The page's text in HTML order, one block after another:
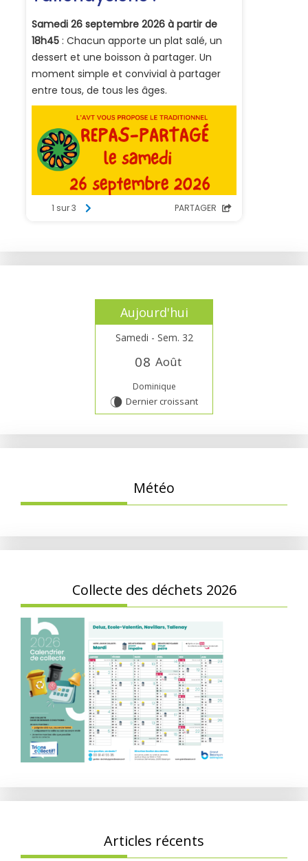
Aujourd'hui
Samedi - Sem. 32
08 Août
Dominique
V Dernier croissant
Météo
Collecte des déchets 2026
Articles récents